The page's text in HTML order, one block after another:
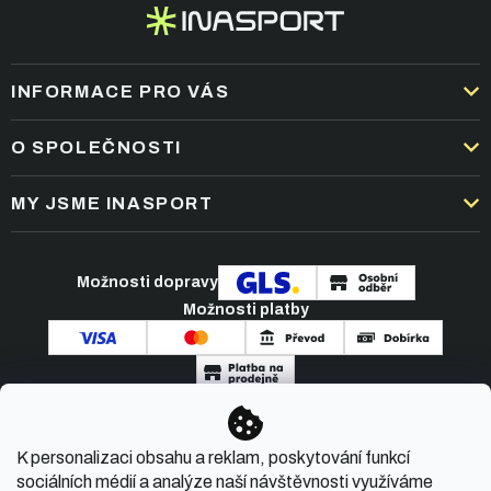
K personalizaci obsahu a reklam, poskytování funkcí
sociálních médií a analýze naší návštěvnosti využíváme
INFORMACE PRO VÁS
DOPRAVA A PLATBA
OBCHODNÍ PODMÍNKY
REKLAMACE A VRÁCENÍ ZBOŽÍ
PODMÍNKY AKCÍ
O SPOLEČNOSTI
KARIÉRA
NEJČASTĚJŠÍ OTÁZKY
MY JSME INASPORT
ČLÁNKY A NOVINKY
KONTAKT
Možnosti dopravy
Možnosti platby
Copyright 2026INASPORT.CZ. Všechna práva
vyhrazena.